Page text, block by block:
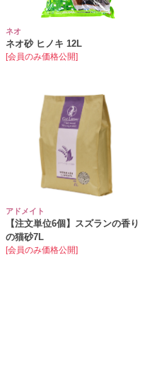
ネオ
ネオ砂 ヒノキ 12L
[会員のみ価格公開]
アドメイト
【注文単位6個】スズランの香り
の猫砂7L
[会員のみ価格公開]